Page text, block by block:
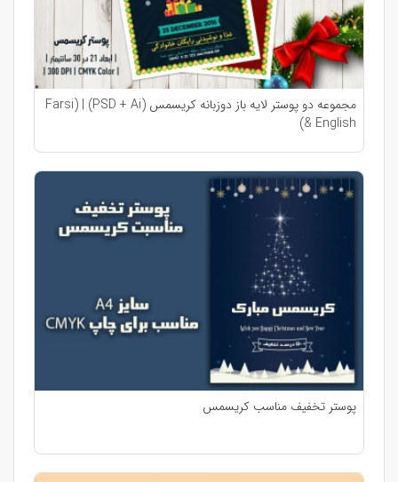
مجموعه دو پوستر لایه باز دوزبانه کریسمس (PSD + Ai) | (Farsi
& English)
پوستر تخفیف مناسب کریسمس